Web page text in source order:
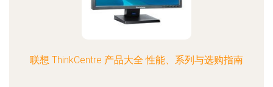
联想 ThinkCentre 产品大全 性能、系列与选购指南